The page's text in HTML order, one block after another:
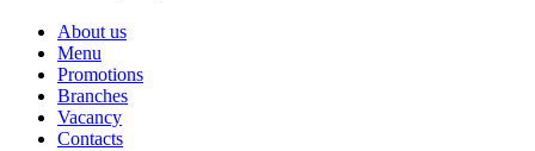
About us
Menu
Promotions
Branches
Vacancy
Contacts